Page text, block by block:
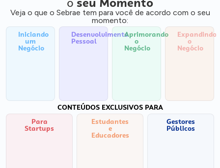
Veja o que o Sebrae tem para você de acordo com o seu
momento:
Iniciando
um
Negócio
Desenvolvimento
Pessoal
Aprimorando
o
Negócio
Expandindo
o
Negócio
CONTEÚDOS EXCLUSIVOS PARA
Para
Startups
Estudantes
e
Educadores
Gestores
Públicos